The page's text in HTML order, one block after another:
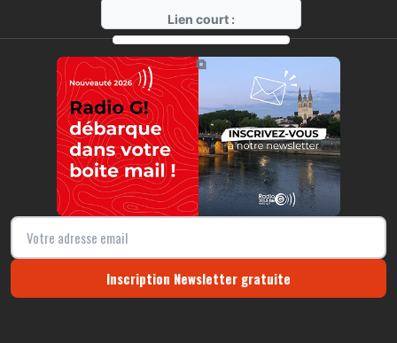
Lien court :
https://radio-g.fr?12842
⧉
Inscription Newsletter gratuite